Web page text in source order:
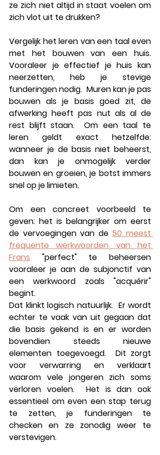
ze zich niet altijd in staat voelen om
zich vlot uit te drukken?
Vergelijk het leren van een taal even
met het bouwen van een huis.
Vooraleer je effectief je huis kan
neerzetten, heb je stevige
funderingen nodig.  Muren kan je pas
bouwen als je basis goed zit, de
afwerking heeft pas nut als al de
rest blijft staan.  Om een taal te
leren geldt exact hetzelfde:
wanneer je de basis niet beheerst,
dan kan je onmogelijk verder
bouwen en groeien, je botst immers
snel op je limieten.
Om een concreet voorbeeld te
geven: het is belangrijker om eerst
de vervoegingen van de 50 meest
frequente werkwoorden van het
Frans "perfect" te beheersen
vooraleer je aan de subjonctif van
een werkwoord zoals "acquérir"
begint.
Dat klinkt logisch natuurlijk.  Er wordt
echter te vaak van uit gegaan dat
die basis gekend is en er worden
bovendien steeds nieuwe
elementen toegevoegd.  Dit zorgt
voor verwarring en verklaart
waarom vele jongeren zich soms
verloren voelen.  Het is dan ook
essentieel om even een stap terug
te zetten, je funderingen te
checken en ze zonodig weer te
verstevigen.